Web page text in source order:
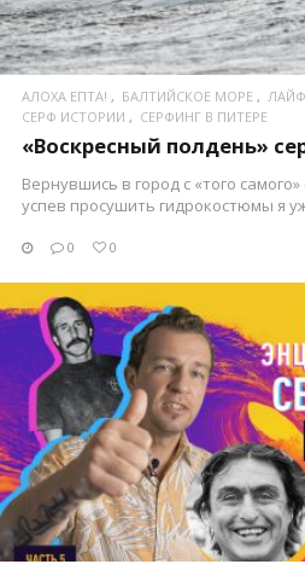
АЛОХА ЕПТА! БАЛТИЙСКОЕ МОРЕ
СЕРФ ИСТОРИИ
СЕРФИНГ В ПИТЕРЕ
«Воскресный полдень»
Вернувшись в город с «того
успев просушить гидрокостюмы я
0 0